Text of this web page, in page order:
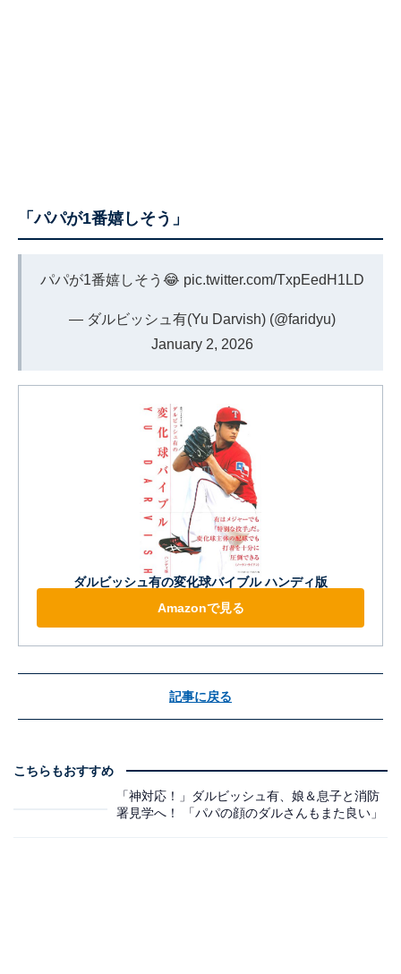
「パパが1番嬉しそう」
パパが1番嬉しそう😂 pic.twitter.com/TxpEedH1LD
— ダルビッシュ有(Yu Darvish) (@faridyu)
January 2, 2026
ダルビッシュ有の変化球バイブル ハンディ版
Amazonで見る
記事に戻る
こちらもおすすめ
「神対応！」ダルビッシュ有、娘＆息子と消防
署見学へ！ 「パパの顔のダルさんもまた良い」